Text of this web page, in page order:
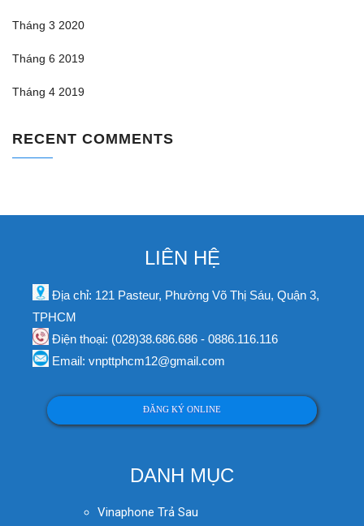
Tháng 3 2020
Tháng 6 2019
Tháng 4 2019
RECENT COMMENTS
LIÊN HỆ
Địa chỉ: 121 Pasteur, Phường Võ Thị Sáu, Quận 3,
TPHCM
Điện thoại: (028)38.686.686 - 0886.116.116
Email: vnpttphcm12@gmail.com
ĐĂNG KÝ ONLINE
DANH MỤC
Vinaphone Trả Sau